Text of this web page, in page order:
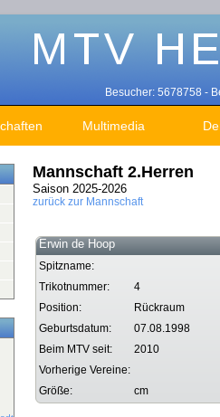
Besucher: 5678758 -
Multimedia
Mannschaft 2.Herren
Saison 2025-2026
zurück zur Mannschaft
Erwin de Hoop
Spitzname:
Trikotnummer:
4
Position:
Rückraum
Geburtsdatum:
07.08.1998
Beim MTV seit:
2010
Vorherige Vereine:
Größe:
cm